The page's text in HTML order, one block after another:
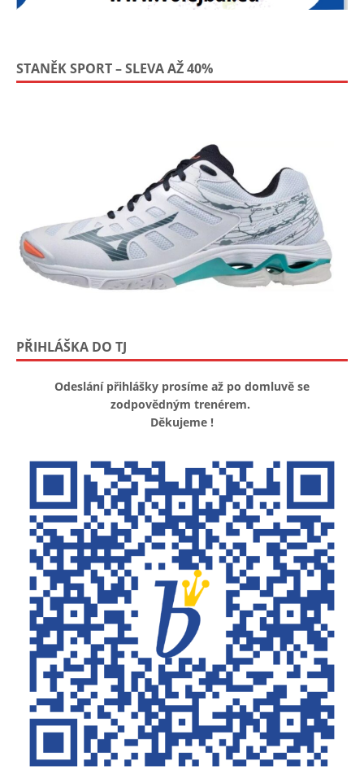
STANĚK SPORT – SLEVA AŽ 40%
PŘIHLÁŠKA DO TJ
Odeslání přihlášky prosíme až po domluvě se
zodpovědným trenérem.
Děkujeme !